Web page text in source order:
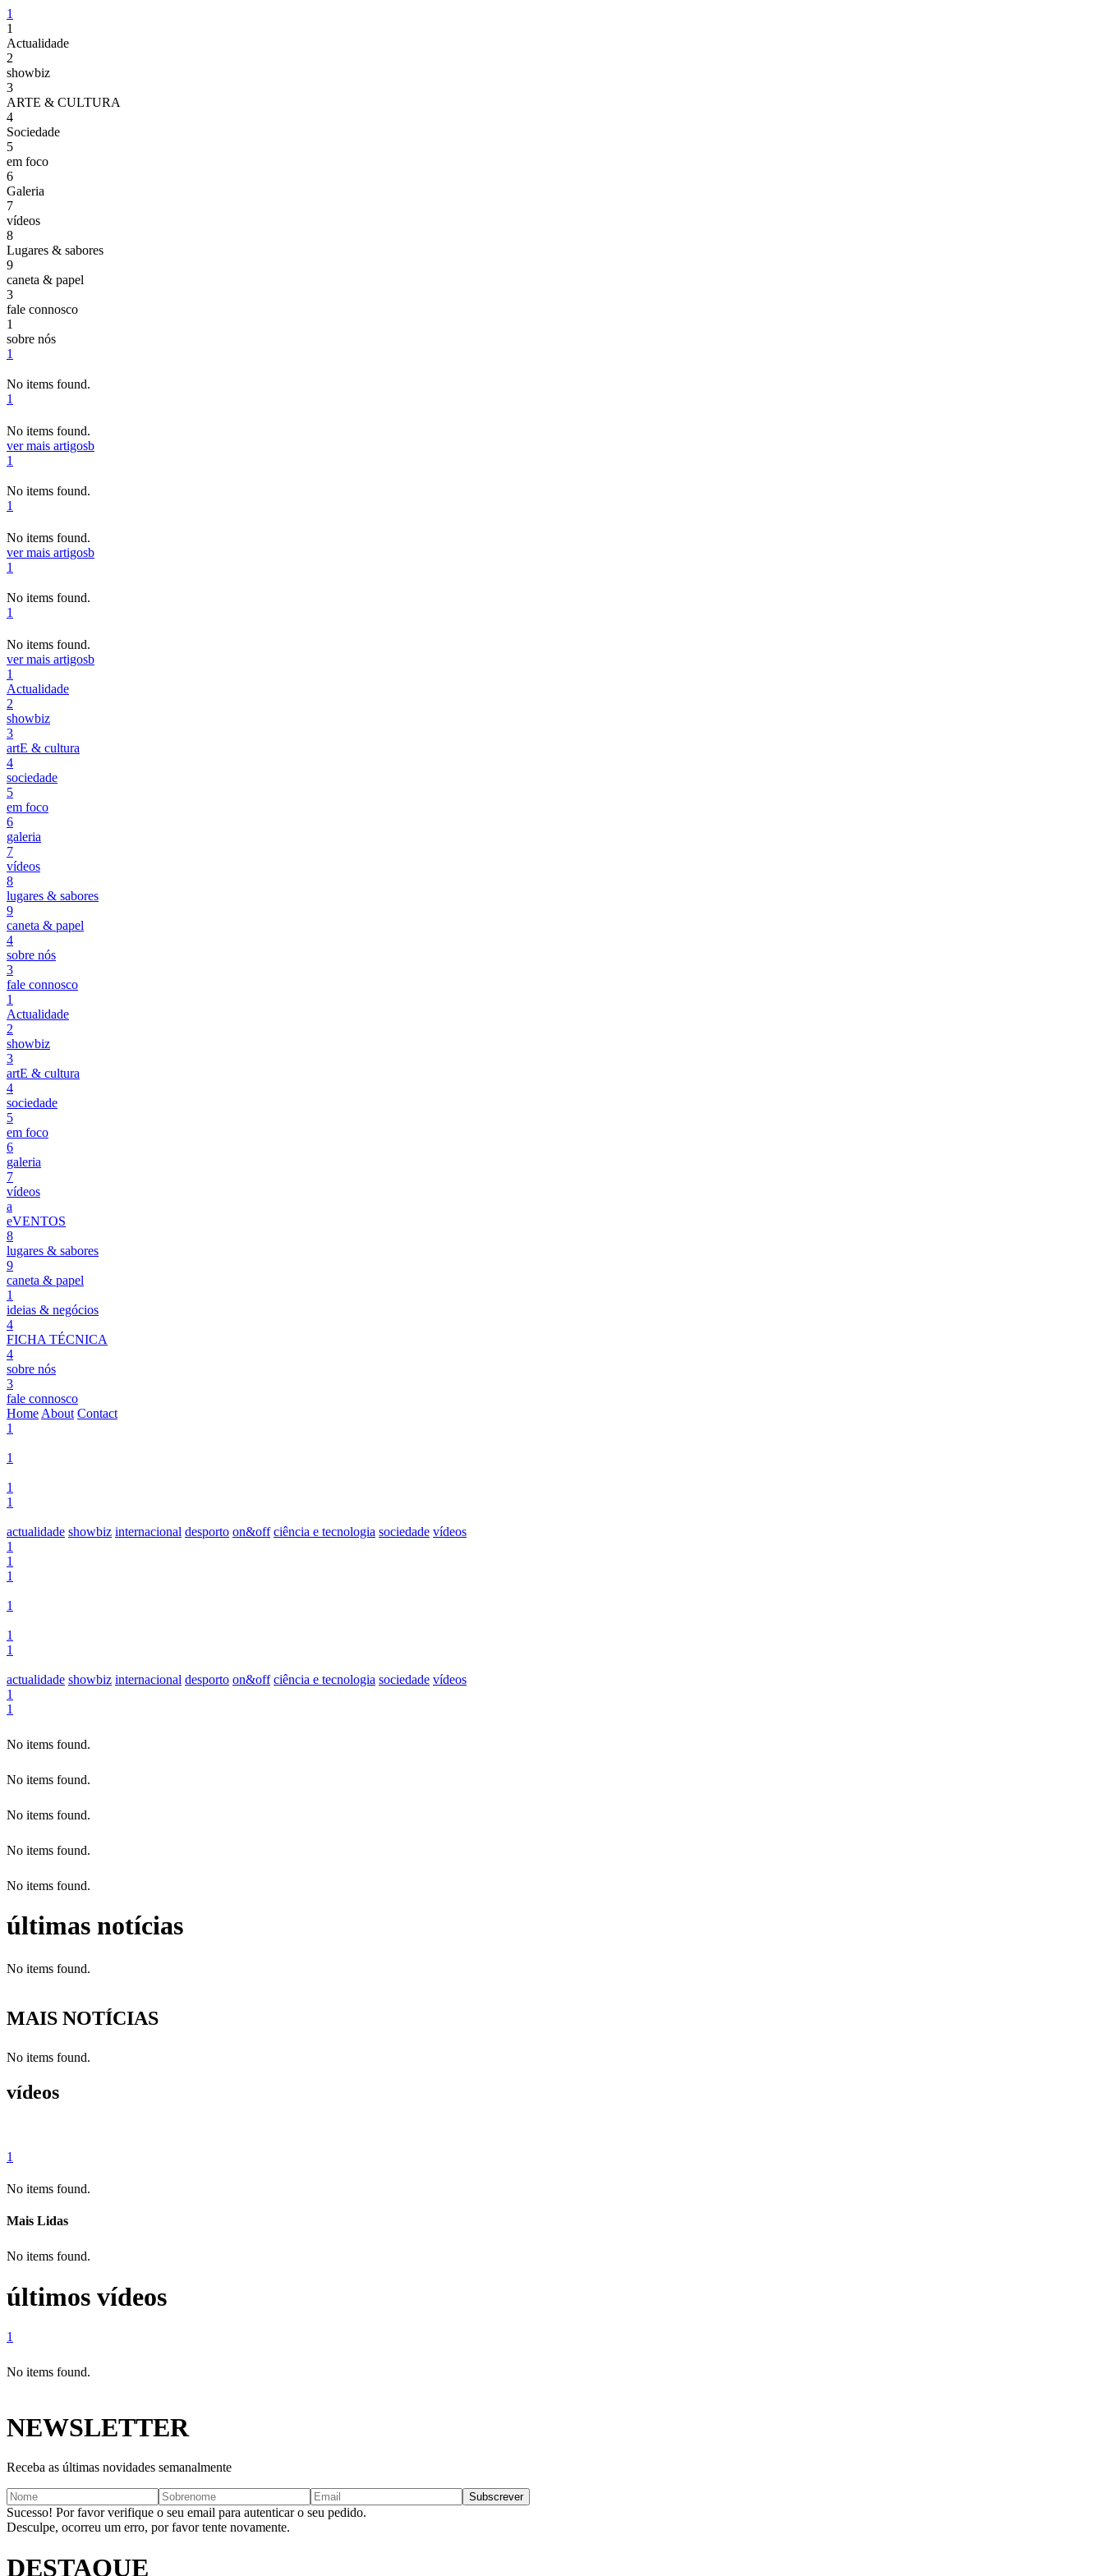
1
1
Actualidade
2
showbiz
3
ARTE & CULTURA
4
Sociedade
5
em foco
6
Galeria
7
vídeos
8
Lugares & sabores
9
caneta & papel
3
fale connosco
1
sobre nós
1
No items found.
1
No items found.
ver mais artigosb
1
No items found.
1
No items found.
ver mais artigosb
1
No items found.
1
No items found.
ver mais artigosb
1
Actualidade
2
showbiz
3
artE & cultura
4
sociedade
5
em foco
6
galeria
7
vídeos
8
lugares & sabores
9
caneta & papel
4
sobre nós
3
fale connosco
1
Actualidade
2
showbiz
3
artE & cultura
4
sociedade
5
em foco
6
galeria
7
vídeos
a
eVENTOS
8
lugares & sabores
9
caneta & papel
1
ideias & negócios
4
FICHA TÉCNICA
4
sobre nós
3
fale connosco
Home About Contact
1
1
1
1
actualidade showbiz internacional desporto on&off ciência e tecnologia sociedade vídeos
1
1
1
1
1
1
actualidade showbiz internacional desporto on&off ciência e tecnologia sociedade vídeos
1
1
No items found.
No items found.
No items found.
No items found.
No items found.
últimas notícias
No items found.
MAIS NOTÍCIAS
No items found.
vídeos
1
No items found.
Mais Lidas
No items found.
últimos vídeos
1
No items found.
NEWSLETTER
Receba as últimas novidades semanalmente
Sucesso! Por favor verifique o seu email para autenticar o seu pedido.
Desculpe, ocorreu um erro, por favor tente novamente.
DESTAQUE